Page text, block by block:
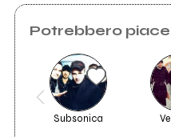
Potrebbero
Subsonica